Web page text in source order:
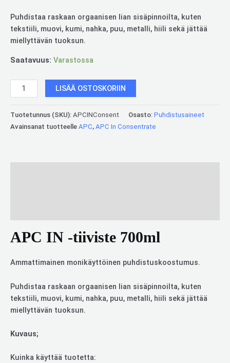
Puhdistaa raskaan orgaanisen lian sisäpinnoilta, kuten
tekstiili, muovi, kumi, nahka, puu, metalli, hiili sekä jättää
miellyttävän tuoksun.
Saatavuus: Varastossa
LISÄÄ OSTOSKORIIN
Tuotetunnus (SKU): APCINConsent Osasto: Puhdistusaineet
Avainsanat tuotteelle APC, APC In Consentrate
APC IN -tiiviste 700ml
Ammattimainen monikäyttöinen puhdistuskoostumus.
Puhdistaa raskaan orgaanisen lian sisäpinnoilta, kuten
tekstiili, muovi, kumi, nahka, puu, metalli, hiili sekä jättää
miellyttävän tuoksun.
Kuvaus;
Kuinka käyttää tuotetta: